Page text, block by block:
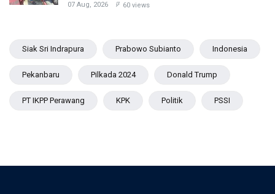
07 Aug, 2026 60 views
Siak Sri Indrapura Prabowo Subianto Indonesia
Pekanbaru Pilkada 2024 Donald Trump
PT IKPP Perawang KPK Politik PSSI